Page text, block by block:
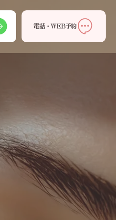
電話・WEB予約